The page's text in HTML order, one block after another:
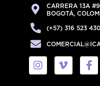
CARRERA 13A
BOGOTÁ,
(+57) 316 523